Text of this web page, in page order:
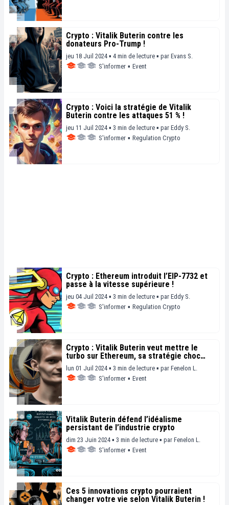
Crypto : Vitalik Buterin contre les
donateurs Pro-Trump !
jeu 18 Juil 2024 ▪ 4 min de lecture ▪ par Evans S.
S'informer ▪ Event
Crypto : Voici la stratégie de Vitalik
Buterin contre les attaques 51 % !
jeu 11 Juil 2024 ▪ 3 min de lecture ▪ par Eddy S.
S'informer ▪ Regulation Crypto
Crypto : Ethereum introduit l’EIP-7732 et
passe à la vitesse supérieure !
jeu 04 Juil 2024 ▪ 3 min de lecture ▪ par Eddy S.
S'informer ▪ Regulation Crypto
Crypto : Vitalik Buterin veut mettre le
turbo sur Ethereum, sa stratégie choc
dévoilée !
lun 01 Juil 2024 ▪ 3 min de lecture ▪ par Fenelon L.
S'informer ▪ Event
Vitalik Buterin défend l’idéalisme
persistant de l’industrie crypto
dim 23 Juin 2024 ▪ 3 min de lecture ▪ par Fenelon L.
S'informer ▪ Event
Ces 5 innovations crypto pourraient
changer votre vie selon Vitalik Buterin !